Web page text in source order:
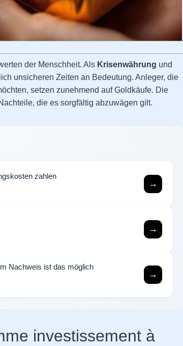
der Menschheit. Als Krisenwährung und
unsicheren Zeiten an Bedeutung. Anleger, die
setzen zunehmend auf Goldkäufe. Die
die es sorgfältig abzuwägen gilt.
zahlen
→
→
Nachweis ist das möglich
→
investissement à